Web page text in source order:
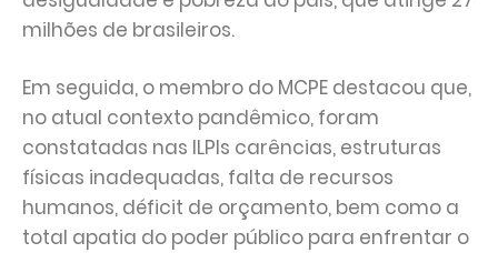
milhões de brasileiros.
Em seguida, o membro do MCPE destacou que,
no atual contexto pandêmico, foram
constatadas nas ILPIs carências, estruturas
físicas inadequadas, falta de recursos
humanos, déficit de orçamento, bem como a
total apatia do poder público para enfrentar o